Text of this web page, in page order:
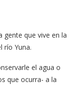
gente que vive en la
río Yuna.
el agua o
que ocurra- a la